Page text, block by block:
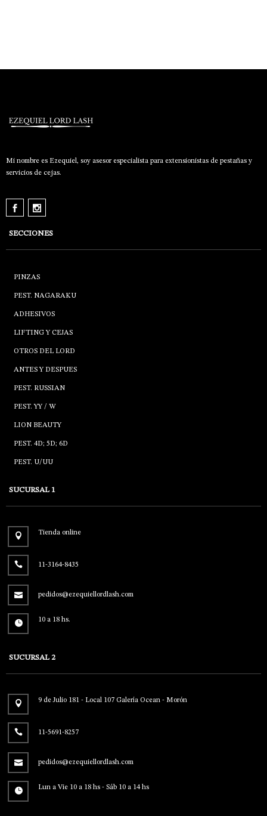
Mi nombre es Ezequiel, soy asesor especialista para extensionistas de pestañas y
servicios de cejas.
SECCIONES
PINZAS
PEST. NAGARAKU
ADHESIVOS
LIFTING Y CEJAS
OTROS DEL LORD
ANTES Y DESPUES
PEST. RUSSIAN
PEST. YY / W
LION BEAUTY
PEST. 4D; 5D; 6D
PEST. U/UU
SUCURSAL 1
Tienda online
11-3164-8435
pedidos@ezequiellordlash.com
10 a 18 hs.
SUCURSAL 2
9 de Julio 181 - Local 107 Galería Ocean - Morón
11-5691-8257
pedidos@ezequiellordlash.com
Lun a Vie 10 a 18 hs - Sáb 10 a 14 hs